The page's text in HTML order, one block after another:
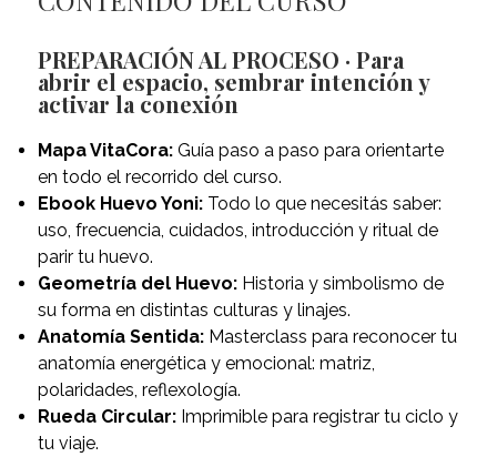
PREPARACIÓN AL PROCESO · Para
abrir el espacio, sembrar intención y
activar la conexión
Mapa VitaCora:Guía paso a paso para orientarte
en todo el recorrido del curso.
Ebook Huevo Yoni:Todo lo que necesitás saber:
uso, frecuencia, cuidados, introducción y ritual de
parir tu huevo.
Geometría del Huevo:Historia y simbolismo de
su forma en distintas culturas y linajes.
Anatomía Sentida:Masterclass para reconocer tu
anatomía energética y emocional: matriz,
polaridades, reflexología.
Rueda Circular:Imprimible para registrar tu ciclo y
tu viaje.